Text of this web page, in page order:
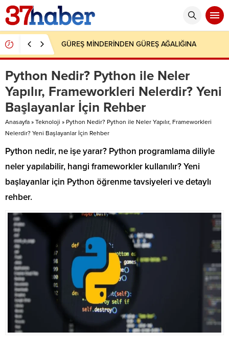
GÜREŞ MİNDERİNDEN GÜREŞ AĞALIĞINA
Python Nedir? Python ile Neler
Yapılır, Frameworkleri Nelerdir? Yeni
Başlayanlar İçin Rehber
Anasayfa » Teknoloji » Python Nedir? Python ile Neler Yapılır, Frameworkleri
Nelerdir? Yeni Başlayanlar İçin Rehber
Python nedir, ne işe yarar? Python programlama diliyle
neler yapılabilir, hangi frameworkler kullanılır? Yeni
başlayanlar için Python öğrenme tavsiyeleri ve detaylı
rehber.